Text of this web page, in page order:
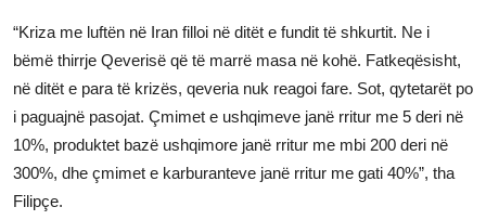
“Kriza me luftën në Iran filloi në ditët e fundit të shkurtit. Ne i
bëmë thirrje Qeverisë që të marrë masa në kohë. Fatkeqësisht,
në ditët e para të krizës, qeveria nuk reagoi fare. Sot, qytetarët po
i paguajnë pasojat. Çmimet e ushqimeve janë rritur me 5 deri në
10%, produktet bazë ushqimore janë rritur me mbi 200 deri në
300%, dhe çmimet e karburanteve janë rritur me gati 40%”, tha
Filipçe.